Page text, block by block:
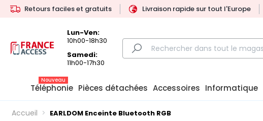
Retours faciles et gratuits Livraison rapide sur tout l'Europe
Lun-Ven:
10h00-18h30
Samedi:
11h00-17h30
Téléphonie
Nouveau
Pièces détachées Accessoires Informatique
Accueil EARLDOM Enceinte Bluetooth RGB